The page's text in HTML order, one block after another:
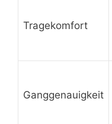
Tragekomfort
Ganggenauigkeit